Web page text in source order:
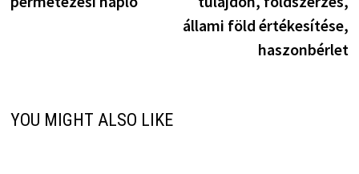
állami föld értékesítése,
haszonbérlet
YOU MIGHT ALSO LIKE